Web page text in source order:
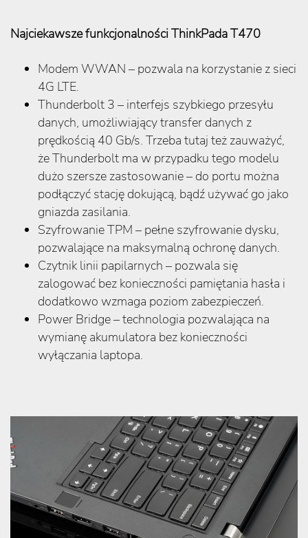
Najciekawsze funkcjonalności ThinkPada T470
Modem WWAN – pozwala na korzystanie z sieci
4G LTE.
Thunderbolt 3 – interfejs szybkiego przesyłu
danych, umożliwiający transfer danych z
prędkością 40 Gb/s. Trzeba tutaj też zauważyć,
że Thunderbolt ma w przypadku tego modelu
dużo szersze zastosowanie – do portu można
podłączyć stację dokującą, bądź używać go jako
gniazda zasilania.
Szyfrowanie TPM – pełne szyfrowanie dysku,
pozwalające na maksymalną ochronę danych.
Czytnik linii papilarnych – pozwala się
zalogować bez konieczności pamiętania hasła i
dodatkowo wzmaga poziom zabezpieczeń.
Power Bridge – technologia pozwalająca na
wymianę akumulatora bez konieczności
wyłączania laptopa.